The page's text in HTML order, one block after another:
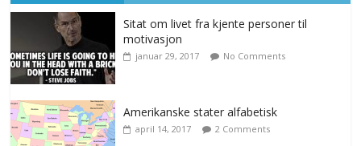
Sitat om livet fra kjente personer til
motivasjon
januar 29, 2017 No Comments
Amerikanske stater alfabetisk
april 14, 2017 2 Comments